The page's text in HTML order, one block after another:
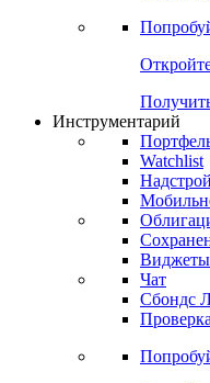
Инструментарий
Watchlist
Виджеты
Чат
Сбондс